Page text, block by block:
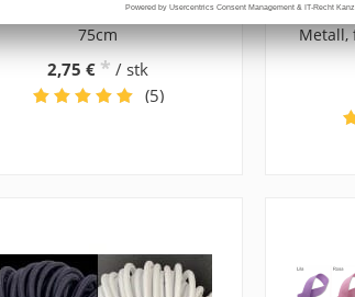
2-Wege Profil Reißverschluss
75cm
2,75 € * / stk
(5)
Metall,